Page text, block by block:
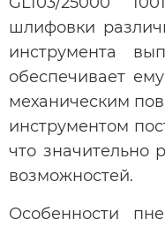
шлифовки
инструмента
обеспечивает
механическим
инструментом
что значительно
возможностей.
Особенности